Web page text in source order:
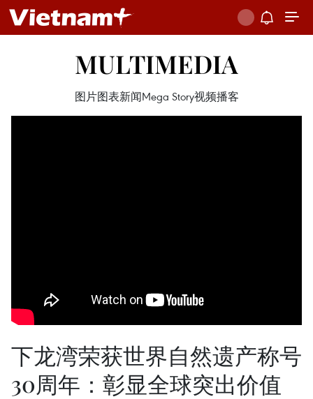
MULTIMEDIA
图片图表新闻Mega Story视频播客
下龙湾荣获世界自然遗产称号
30周年：彰显全球突出价值